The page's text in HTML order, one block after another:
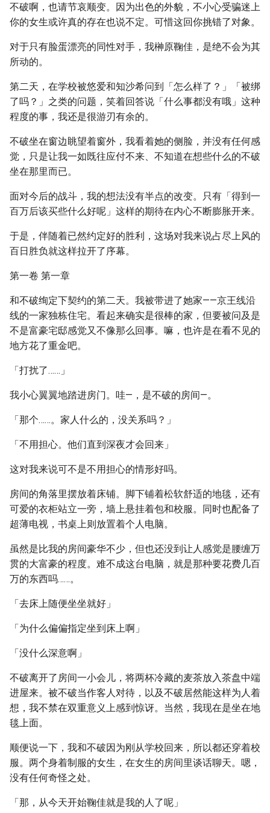
不破啊，也请节哀顺变。因为出色的外貌，不小心受骗迷上
你的女生或许真的存在也说不定。可惜这回你挑错了对象。
对于只有脸蛋漂亮的同性对手，我榊原鞠佳，是绝不会为其
所动的。
第二天，在学校被悠爱和知沙希问到「怎么样了？」「被绑
了吗？」之类的问题，笑着回答说「什么事都没有哦」这种
程度的事，我还是很游刃有余的。
不破坐在窗边眺望着窗外，我看着她的侧脸，并没有任何感
觉，只是让我一如既往应付不来、不知道在想些什么的不破
坐在那里而已。
面对今后的战斗，我的想法没有半点的改变。只有「得到一
百万后该买些什么好呢」这样的期待在内心不断膨胀开来。
于是，伴随着已然约定好的胜利，这场对我来说占尽上风的
百日胜负就这样拉开了序幕。
第一卷 第一章
和不破绚定下契约的第二天。我被带进了她家——京王线沿
线的一家独栋住宅。看起来确实是很棒的家，但要被问及是
不是富豪宅邸感觉又不像那么回事。嘛，也许是在看不见的
地方花了重金吧。
「打扰了……」
我小心翼翼地踏进房门。哇—，是不破的房间—。
「那个……。家人什么的，没关系吗？」
「不用担心。他们直到深夜才会回来」
这对我来说可不是不用担心的情形好吗。
房间的角落里摆放着床铺。脚下铺着松软舒适的地毯，还有
可爱的衣柜站立一旁，墙上悬挂着包和校服。同时也配备了
超薄电视，书桌上则放置着个人电脑。
虽然是比我的房间豪华不少，但也还没到让人感觉是腰缠万
贯的大富豪的程度。难不成这台电脑，就是那种要花费几百
万的东西吗……。
「去床上随便坐坐就好」
「为什么偏偏指定坐到床上啊」
「没什么深意啊」
不破离开了房间一小会儿，将两杯冷藏的麦茶放入茶盘中端
进屋来。被不破当作客人对待，以及不破居然能这样为人着
想，我不禁在双重意义上感到惊讶。当然，我现在是坐在地
毯上面。
顺便说一下，我和不破因为刚从学校回来，所以都还穿着校
服。两个身着制服的女生，在女生的房间里谈话聊天。嗯，
没有任何奇怪之处。
「那，从今天开始鞠佳就是我的人了呢」